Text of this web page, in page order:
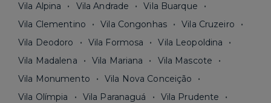
Vila Alpina
Vila Andrade
Vila Buarque
Vila Clementino
Vila Congonhas
Vila Cruzeiro
Vila Deodoro
Vila Formosa
Vila Leopoldina
Vila Madalena
Vila Mariana
Vila Mascote
Vila Monumento
Vila Nova Conceição
Vila Olímpia
Vila Paranaguá
Vila Prudente